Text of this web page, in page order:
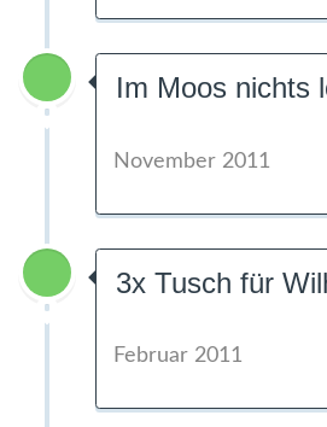
Im Moos nichts
November 2011
3x Tusch für
Februar 2011